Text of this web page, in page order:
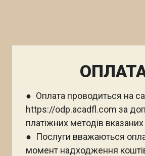
● Оплата проводиться на
https://odp.acadfl.com за
платіжних методів вказаних
● Послуги вважаються
момент надходження